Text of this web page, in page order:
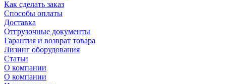
Как сделать заказ
Способы оплаты
Доставка
Отгрузочные документы
Гарантия и возврат товара
Лизинг оборудования
Статьи
О компании
О компании